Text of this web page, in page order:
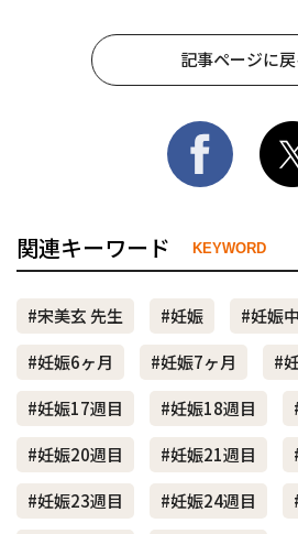
記事ページに戻
関連キーワード KEYWORD
#宋美玄 先生 #妊娠 #妊娠
#妊娠6ヶ月
#妊娠7ヶ月
#
#妊娠17週目
#妊娠18週目
#妊娠20週目
#妊娠21週目
#妊娠23週目
#妊娠24週目